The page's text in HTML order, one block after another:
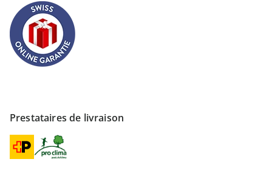
Prestataires de livraison